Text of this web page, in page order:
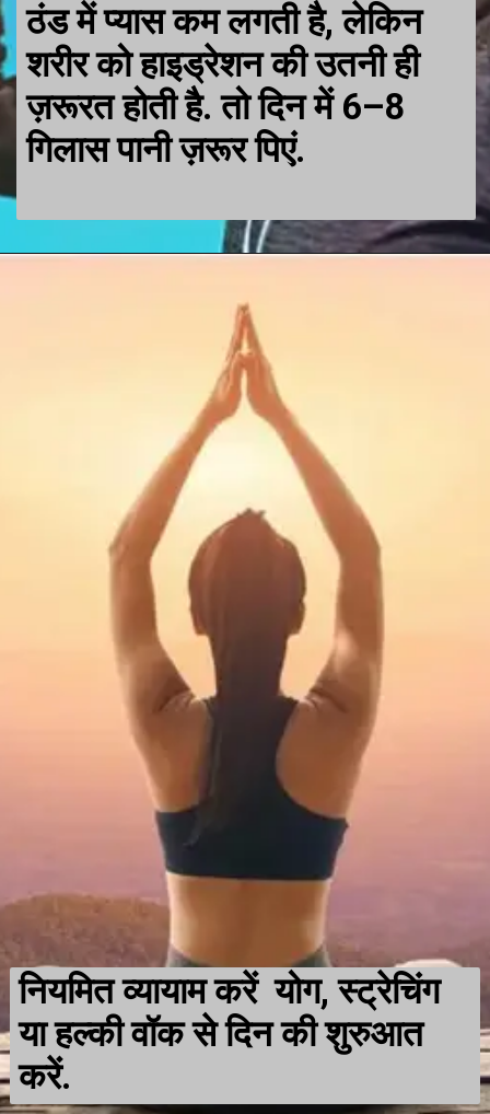
ठंड में प्यास कम लगती है, लेकिन
शरीर को हाइड्रेशन की उतनी ही
ज़रूरत होती है. तो दिन में 6–8
गिलास पानी ज़रूर पिएं.
नियमित व्यायाम करें योग, स्ट्रेचिंग
या हल्की वॉक से दिन की शुरुआत
करें.